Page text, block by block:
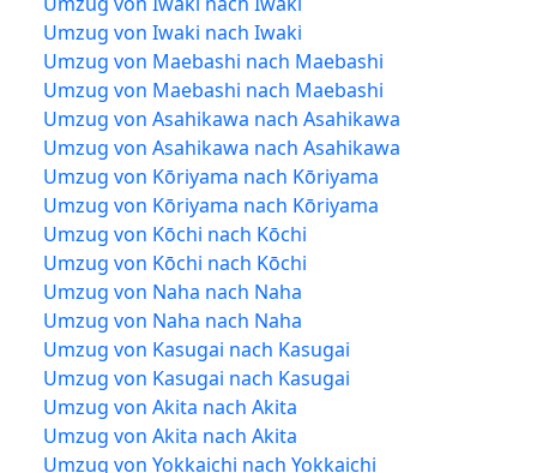
Umzug von Iwaki nach Iwaki
Umzug von Maebashi nach Maebashi
Umzug von Maebashi nach Maebashi
Umzug von Asahikawa nach Asahikawa
Umzug von Asahikawa nach Asahikawa
Umzug von Kōriyama nach Kōriyama
Umzug von Kōriyama nach Kōriyama
Umzug von Kōchi nach Kōchi
Umzug von Kōchi nach Kōchi
Umzug von Naha nach Naha
Umzug von Naha nach Naha
Umzug von Kasugai nach Kasugai
Umzug von Kasugai nach Kasugai
Umzug von Akita nach Akita
Umzug von Akita nach Akita
Umzug von Yokkaichi nach Yokkaichi